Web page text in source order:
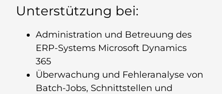
Unterstützung bei:
Administration und Betreuung des
ERP-Systems Microsoft Dynamics
365
Überwachung und Fehleranalyse von
Batch-Jobs, Schnittstellen und